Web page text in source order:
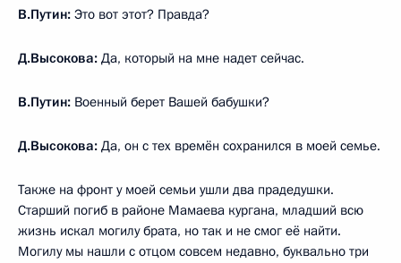
В.Путин: Это вот этот? Правда?
Д.Высокова: Да, который на мне надет сейчас.
В.Путин: Военный берет Вашей бабушки?
Д.Высокова: Да, он с тех времён сохранился в моей семье.
Также на фронт у моей семьи ушли два прадедушки.
Старший погиб в районе Мамаева кургана, младший всю
жизнь искал могилу брата, но так и не смог её найти.
Могилу мы нашли с отцом совсем недавно, буквально три